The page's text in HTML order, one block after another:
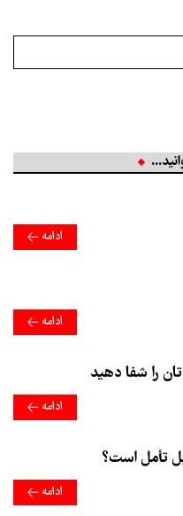
ادامه
ادامه
را شفا دهید
ادامه
تأمل است؟
ادامه